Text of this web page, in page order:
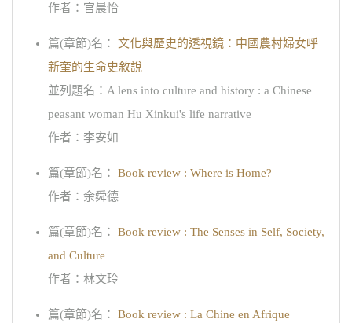
作者：官晨怡
篇(章節)名：
文化與歷史的透視鏡：中國農村婦女呼
新奎的生命史敘說
並列題名：A lens into culture and history : a Chinese
peasant woman Hu Xinkui's life narrative
作者：李安如
篇(章節)名：
Book review : Where is Home?
作者：余舜德
篇(章節)名：
Book review : The Senses in Self, Society,
and Culture
作者：林文玲
篇(章節)名： Book review : La Chine en Afrique